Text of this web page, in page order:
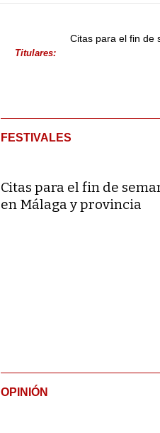
Titulares:
Citas para el fin de
FESTIVALES
Citas para el fin de
en Málaga y provincia
OPINIÓN